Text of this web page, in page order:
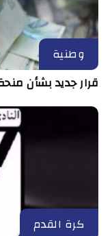
وطنية
قرار جديد بشأن
كرة القدم